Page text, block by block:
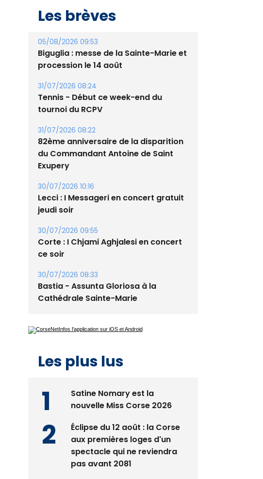
Les brèves
05/08/2026 09:53
Biguglia : messe de la Sainte-Marie et
procession le 14 août
31/07/2026 08:24
Tennis - Début ce week-end du
tournoi du RCPV
31/07/2026 08:22
82ème anniversaire de la disparition
du Commandant Antoine de Saint
Exupery
30/07/2026 10:16
Lecci : I Messageri en concert gratuit
jeudi soir
30/07/2026 09:55
Corte : I Chjami Aghjalesi en concert
ce soir
30/07/2026 08:33
Bastia - Assunta Gloriosa à la
Cathédrale Sainte-Marie
Les plus lus
Satine Nomary est la
nouvelle Miss Corse 2026
Éclipse du 12 août : la Corse
aux premières loges d'un
spectacle qui ne reviendra
pas avant 2081